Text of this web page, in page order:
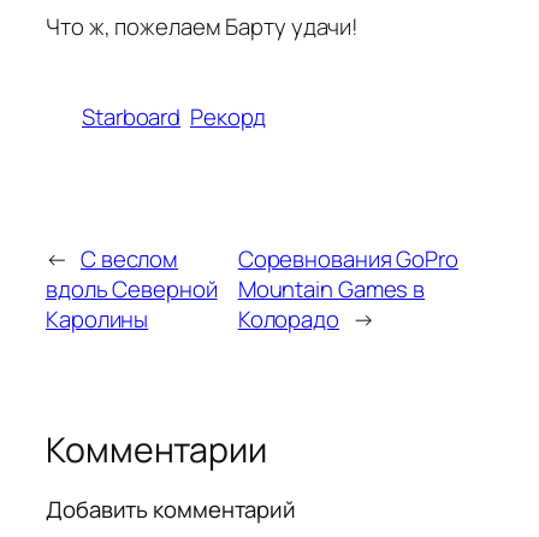
Что ж, пожелаем Барту удачи!
Starboard Рекорд
← С веслом
вдоль Северной
Каролины
Соревнования GoPro
Mountain Games в
Колорадо →
Комментарии
Добавить комментарий